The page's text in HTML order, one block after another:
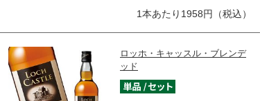
1本あたり1958円（税込）
ロッホ・キャッスル・ブレンデ
ッド